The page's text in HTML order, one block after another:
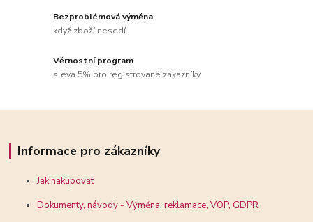
Bezproblémová výměna
když zboží nesedí
Věrnostní program
sleva 5% pro registrované zákazníky
Informace pro zákazníky
Jak nakupovat
Dokumenty, návody - Výměna, reklamace, VOP, GDPR